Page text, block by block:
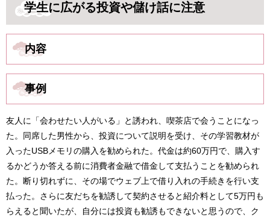
学生に広がる投資や儲け話に注意
内容
事例
友人に「会わせたい人がいる」と誘われ、喫茶店で会うことになっ
た。同席した男性から、投資について説明を受け、その学習教材が
入ったUSBメモリの購入を勧められた。代金は約60万円で、購入す
るかどうか答える前に消費者金融で借金して支払うことを勧められ
た。断り切れずに、その場でウェブ上で借り入れの手続きを行い支
払った。さらに友だちを勧誘して契約させると紹介料として5万円も
らえると聞いたが、自分には投資も勧誘もできないと思うので、ク